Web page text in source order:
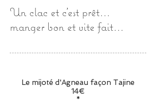
Un clac et c'est prêt...
manger bon et vite fait...
Le mijoté d'Agneau façon Tajine
14€
*